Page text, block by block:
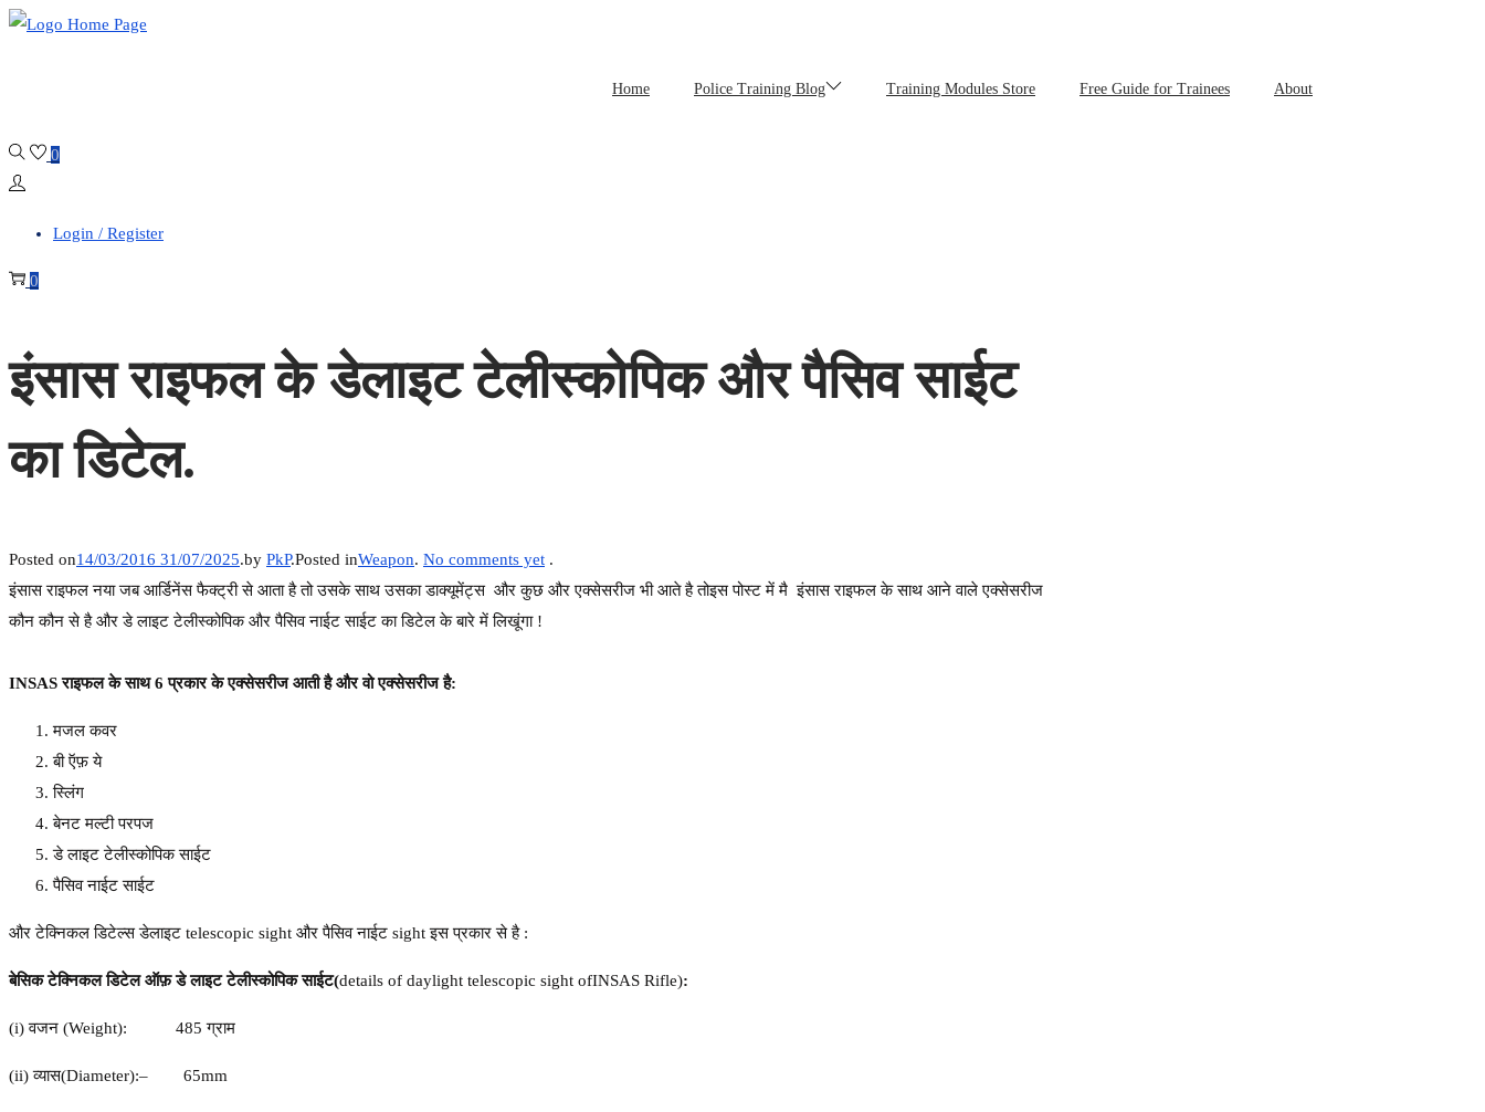
Skip
Skip
Home Police Training Blog Training Modules Store Free Guide for Trainees About
0
Login / Register
0
इंसास राइफल के डेलाइट टेलीस्कोपिक और पैसिव साईट
का डिटेल.
Posted on14/03/2016 31/07/2025.by PkP.Posted inWeapon. No comments yet .
इंसास राइफल नया जब आर्डिनेंस फैक्ट्री से आता है तो उसके साथ उसका डाक्यूमेंट्स और कुछ और एक्सेसरीज भी आते है तोइस पोस्ट में मै इंसास राइफल के साथ आने वाले एक्सेसरीज
कौन कौन से है और डे लाइट टेलीस्कोपिक और पैसिव नाईट साईट का डिटेल के बारे में लिखूंगा !
INSAS राइफल के साथ6प्रकार के एक्सेसरीज आती है और वो एक्सेसरीज है:
मजल कवर
बी ऍफ़ ये
स्लिंग
बेनट मल्टी परपज
डे लाइट टेलीस्कोपिक साईट
पैसिव नाईट साईट
और टेक्निकल डिटेल्स डेलाइट telescopic sight और पैसिव नाईट sight इस प्रकार से है :
बेसिक टेक्निकल डिटेल ऑफ़ डे लाइट टेलीस्कोपिक साईट(details of daylight telescopic sight ofINSAS Rifle):
(i) वजन (Weight): 485ग्राम
(ii) व्यास(Diameter):– 65mm